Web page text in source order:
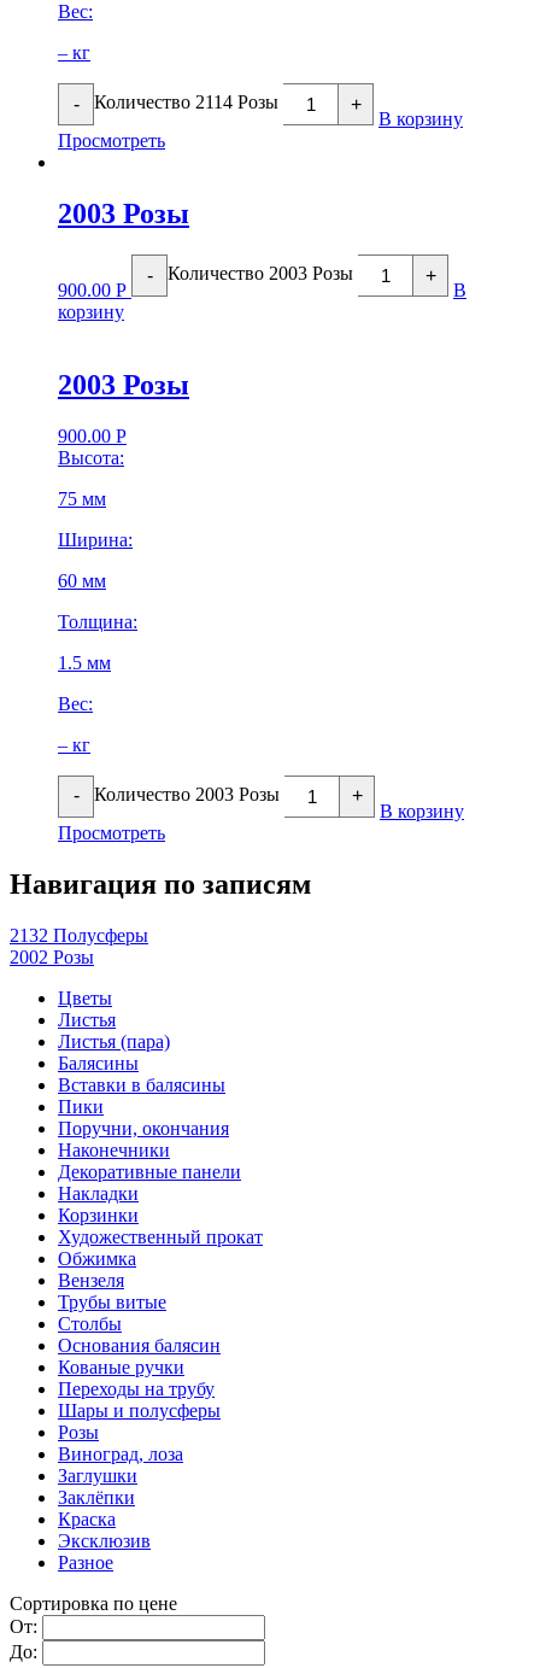
Вес:
– кг
- Количество 2114 Розы +
В корзину
Просмотреть
2003 Розы
900.00 Р
- Количество 2003 Розы +
В
корзину
2003 Розы
900.00 Р
Высота:
75 мм
Ширина:
60 мм
Толщина:
1.5 мм
Вес:
– кг
- Количество 2003 Розы +
В корзину
Просмотреть
Навигация по записям
2132 Полусферы
2002 Розы
Цветы
Листья
Листья (пара)
Балясины
Вставки в балясины
Пики
Поручни, окончания
Наконечники
Декоративные панели
Накладки
Корзинки
Художественный прокат
Обжимка
Вензеля
Трубы витые
Столбы
Основания балясин
Кованые ручки
Переходы на трубу
Шары и полусферы
Розы
Виноград, лоза
Заглушки
Заклёпки
Краска
Эксклюзив
Разное
Сортировка по цене
От:
До: